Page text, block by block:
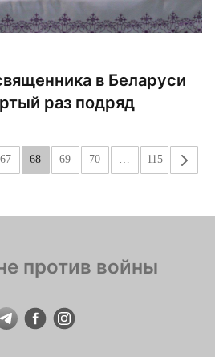
в Беларуси
раз подряд
67 68 69 70 115 »
против войны